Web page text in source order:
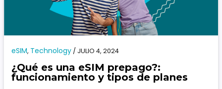
¿Qué es una eSIM prepago?:
funcionamiento y tipos de planes
eSIM, Technology / JULIO 4, 2024